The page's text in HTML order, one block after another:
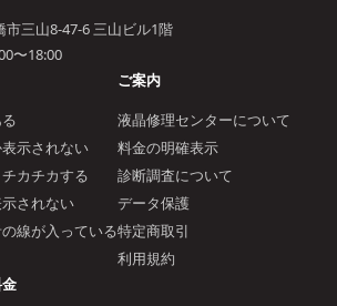
市三山8-47-6 三山ビル1階
〜18:00
示されない
カチカする
されない
線が入っている
ご案内
液晶修理センターについて
料金の明確表示
診断調査について
データ保護
特定商取引
利用規約